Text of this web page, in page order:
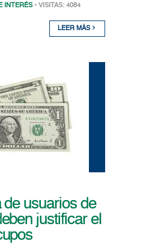
INTERÉS • VISITAS: 4084
LEER MÁS
de usuarios de
justificar el